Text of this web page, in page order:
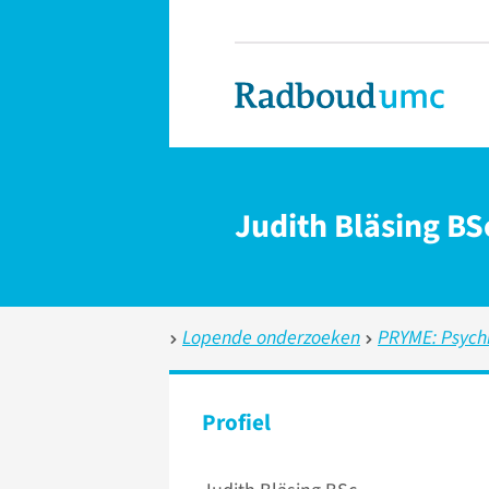
Judith Bläsing
Lopende onderzoeken PRYME:
Profiel